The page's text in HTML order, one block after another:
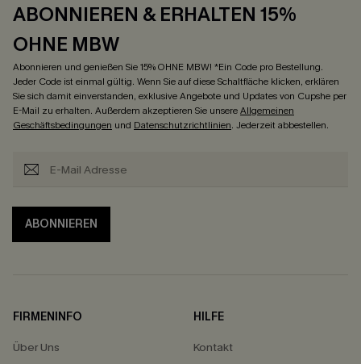
ABONNIEREN & ERHALTEN 15%
OHNE MBW
Abonnieren und genießen Sie 15% OHNE MBW! *Ein Code pro Bestellung.
Jeder Code ist einmal gültig. Wenn Sie auf diese Schaltfläche klicken, erklären
Sie sich damit einverstanden, exklusive Angebote und Updates von Cupshe per
E-Mail zu erhalten. Außerdem akzeptieren Sie unsereAllgemeinen
Geschäftsbedingungen und Datenschutzrichtlinien. Jederzeit abbestellen.
ABONNIEREN
FIRMENINFO
Über Uns
HILFE
Kontakt